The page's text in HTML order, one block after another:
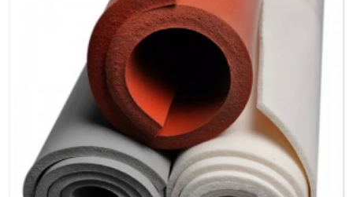
silicone totoka mo te ahi.Ko nga rauemi silicone totoka e
whakarato ana i te huinga iti (<5%), te kaha o te roimata,
nga taonga parewai me te tino pai o te paanui, he mea pai
hei mahi mo te urunga, te hiri, te whakakii, te whakakii i te
aputa me te ruuma o te ru, me te arai mura ki roto. nga
momo ahumahi, penei i te umanga miihini, te umanga hiko,